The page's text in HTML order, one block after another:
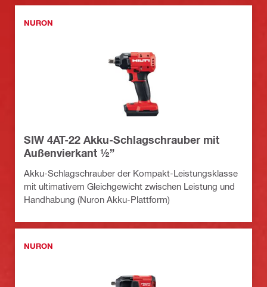
NURON
SIW 4AT-22 Akku-Schlagschrauber mit
Außenvierkant ½”
Akku-Schlagschrauber der Kompakt-Leistungsklasse
mit ultimativem Gleichgewicht zwischen Leistung und
Handhabung (Nuron Akku-Plattform)
NURON